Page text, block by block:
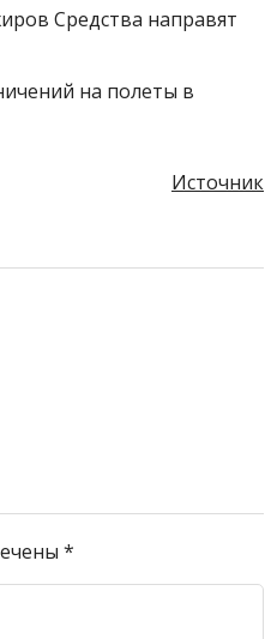
Средства направят
на полеты в
Источник
*